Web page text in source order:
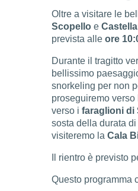
Oltre a visitare le
Scopello e
prevista alleore
Durante il tragitto
bellissimo
snorkeling per non
proseguiremo
verso ifaraglioni
sosta della durata
visiteremo laCala
Il rientro è previsto
Questo programma